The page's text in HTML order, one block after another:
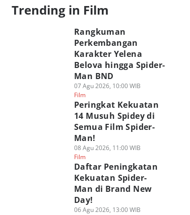
Trending in Film
Rangkuman
Perkembangan
Karakter Yelena
Belova hingga Spider-
Man BND
07 Agu 2026, 10:00 WIB
Film
Peringkat Kekuatan
14 Musuh Spidey di
Semua Film Spider-
Man!
08 Agu 2026, 11:00 WIB
Film
Daftar Peningkatan
Kekuatan Spider-
Man di Brand New
Day!
06 Agu 2026, 13:00 WIB